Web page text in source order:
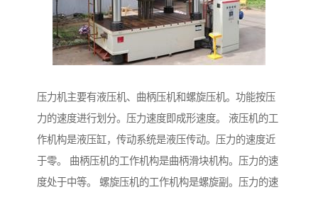
压力机主要有液压机、曲柄压机和螺旋压机。功能按压
力的速度进行划分。压力速度即成形速度。 液压机的工
作机构是液压缸，传动系统是液压传动。压力的速度近
于零。 曲柄压机的工作机构是曲柄滑块机构。压力的速
度处于中等。 螺旋压机的工作机构是螺旋副。压力的速